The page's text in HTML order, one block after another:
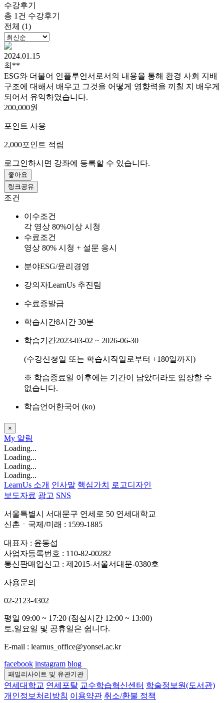
수강후기
총 1건 수강후기
전체 (1)
2024.01.15
최**
ESG와 더불어 인플루언서로서의 내용을 통해 환경 사회 지배
구조에 대해서 배우고 그것을 어떻게 영향력을 끼칠 지 배우게
되어서 유익하였습니다.
200,000원
포인트 사용
2,000포인트 적립
로그인하시면 강좌에 등록할 수 있습니다.
좋아요
링크공유
조건
이수조건
각 영상 80%이상 시청
수료조건
영상 80% 시청 + 설문 응시
분야ESG/윤리경영
강의자LearnUs 추진팀
수료증발급
학습시간8시간 30분
학습기간2023-03-02 ~ 2026-06-30
(수강신청일 또는 학습시작일로부터 +180일까지)
※ 학습종료일 이후에는 기간이 남았더라도 입장할 수
없습니다.
학습언어 한국어 ‎(ko)‎
×
My 알림
Loading...
Loading...
Loading...
Loading...
LearnUs 소개 인사말 핵심가치
로고디자인
보도자료 광고 SNS
서울특별시 서대문구 연세로 50 연세대학교
신촌ㆍ국제/미래 : 1599-1885
대표자 : 윤동섭
사업자등록번호 : 110-82-00282
통신판매업신고 : 제2015-서울서대문-0380호
사용문의
02-2123-4302
평일 09:00 ~ 17:20 (점심시간 12:00 ~ 13:00)
토,일요일 및 공휴일은 쉽니다.
E-mail : learnus_office@yonsei.ac.kr
facebook instagram blog
패밀리사이트 및 유관기관
연세대학교 연세포탈 교수학습혁신센터 학술정보원(도서관)
개인정보처리방침 이용약관 취소/환불 정책